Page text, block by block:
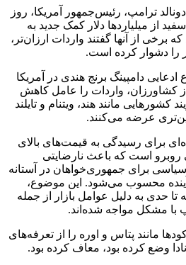
ترامپ، رئیس‌جمهور آمریکا، روز
از میلیاردها دلار کمک جدید به
برخی از آنها گفتند واردات ارزان‌تر،
را دشوار کرده است.
دامپینگ برنج هندی در آمریکا
کشاورزان، واردات را عامل کاهش
کشورهایی مانند هند، ویتنام و تایلند
عرضه می‌کنند.
برای رسیدگی به قیمت‌های بالای
است که باعث نارضایتی
برای جمهوری‌خواهان در آستانه
آینده محسوب می‌شود. این موضوع،
حدی به دلیل عوامل بازار از جمله
با مشکل مواجه شده‌اند.
مانند پتاس و اوره را از تعرفه‌های
وضع کرده بود، معاف کرده بود.